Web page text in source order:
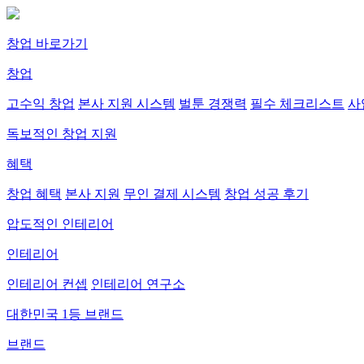
창업 바로가기
창업
고수익 창업 본사 지원 시스템 벌툰 경쟁력 필수 체크리스트 사
독보적인 창업 지원
혜택
창업 혜택 본사 지원 무인 결제 시스템 창업 성공 후기
압도적인 인테리어
인테리어
인테리어 컨셉 인테리어 연구소
대한민국 1등 브랜드
브랜드